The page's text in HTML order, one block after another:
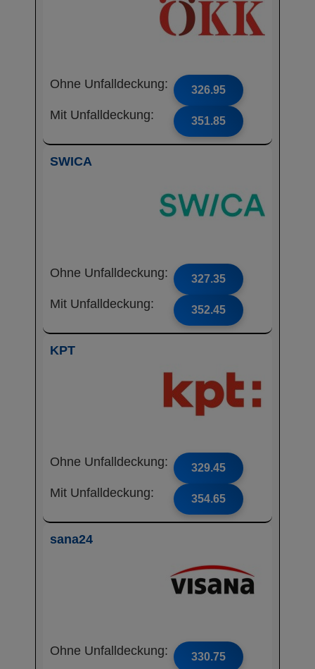
Ohne Unfalldeckung: 326.95
Mit Unfalldeckung: 351.85
SWICA
Ohne Unfalldeckung: 327.35
Mit Unfalldeckung: 352.45
KPT
Ohne Unfalldeckung: 329.45
Mit Unfalldeckung: 354.65
sana24
Ohne Unfalldeckung: 330.75